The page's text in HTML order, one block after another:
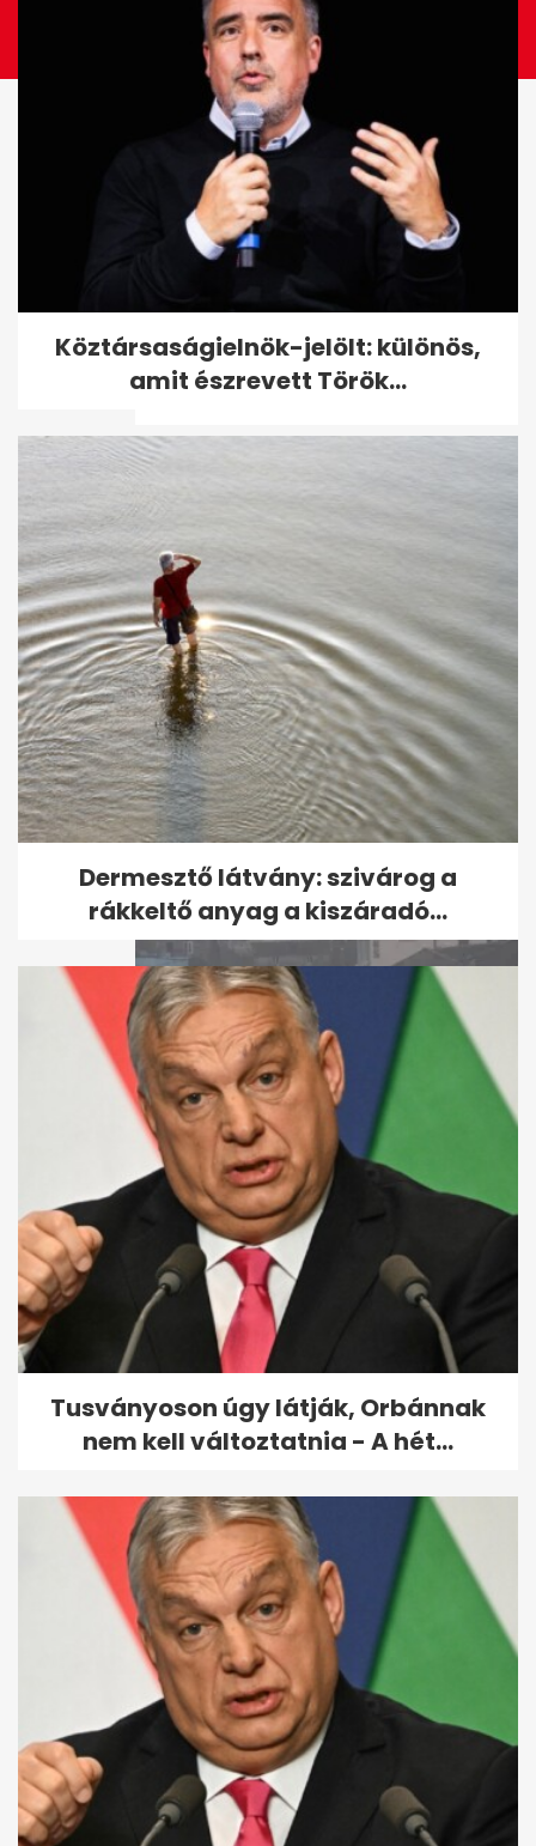
Ez a használt autó a
statisztikák szerint 20 év felett
is tartós
Az amerikai szenátus is
vizsgálja Fauci szerepét a
koronavírus...
A Dolphin tájfun Kína keleti
partvidéke felé tart, heves
esőkkel
Köztársaságielnök-jelölt: különös,
amit észrevett Török...
Dermesztő látvány: szivárog a
rákkeltő anyag a kiszáradó...
Tusványoson úgy látják, Orbánnak
nem kell változtatnia - A hét...